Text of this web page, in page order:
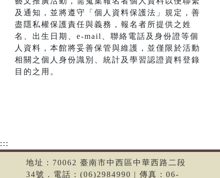
及通知，並將遵守「個人資料保護法」規定，善
盡隱私權保護責任與義務，報名者所提供之姓
名、出生日期、e-mail、聯絡電話及身份證等個
人資料，本館將妥善保管與維護，並僅限於活動
相關之個人身份識別、統計及學習認證資料登錄
目的之用。
:::
地址：70062 臺南市中西區中華西路二段
34號．電話：(06)2984990 | 傳真：06-